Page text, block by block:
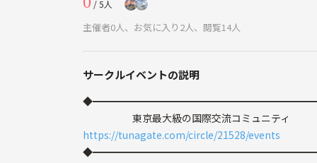
/ 5人
主催者0人、お気に入り2人、閲覧14人
サークルイベントの説明
東京最大級の国際交流コミュニティ
https://tunagate.com/circle/21528/events